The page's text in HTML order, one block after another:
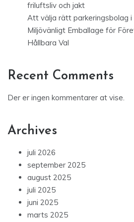
friluftsliv och jakt
Att välja rätt parkeringsbolag i
Miljövänligt Emballage för
Hållbara Val
Recent Comments
Der er ingen kommentarer at vise.
Archives
juli 2026
september 2025
august 2025
juli 2025
juni 2025
marts 2025